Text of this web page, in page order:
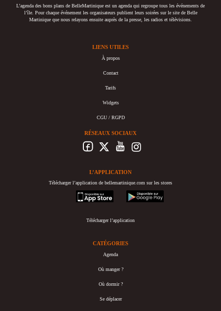
L’agenda des bons plans de BelleMartinique est un agenda qui regroupe tous les événements de
l’île. Pour chaque événement les organisateurs publient leurs soirées sur le site de Belle
Martinique que nous relayons ensuite auprès de la presse, les radios et télévisions.
LIENS UTILES
À propos
Contact
Tarifs
Widgets
CGU / RGPD
RÉSEAUX SOCIAUX
L’APPLICATION
Télécharger l’application de bellemartinique.com sur les stores
appstore
googleplay
Télécharger l’application
CATÉGORIES
Agenda
Où manger ?
Où dormir ?
Se déplacer